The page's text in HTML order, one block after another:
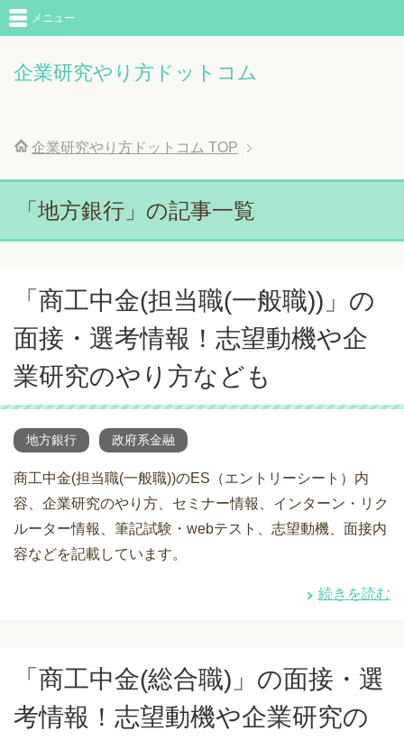
企業研究やり方ドットコム
メニュー
企業研究やり方ドットコム TOP
「地方銀行」の記事一覧
「商工中金(担当職(一般職))」の
面接・選考情報！志望動機や企
業研究のやり方なども
地方銀行 政府系金融
商工中金(担当職(一般職))のES（エントリーシート）内
容、企業研究のやり方、セミナー情報、インターン・リク
ルーター情報、筆記試験・webテスト、志望動機、面接内
容などを記載しています。
続きを読む
「商工中金(総合職)」の面接・選
考情報！志望動機や企業研究の